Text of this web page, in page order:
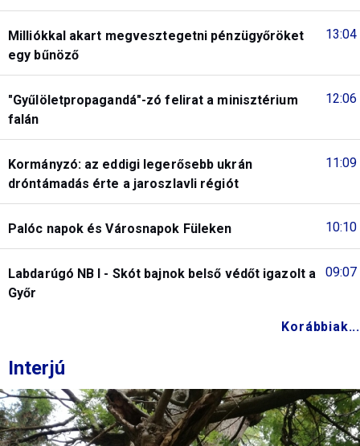
13:04
Milliókkal akart megvesztegetni pénzügyőröket
egy bűnöző
12:06
"Gyűlöletpropagandá"-zó felirat a minisztérium
falán
11:09
Kormányzó: az eddigi legerősebb ukrán
dróntámadás érte a jaroszlavli régiót
10:10
Palóc napok és Városnapok Füleken
09:07
Labdarúgó NB I - Skót bajnok belső védőt igazolt a
Győr
Korábbiak...
Interjú